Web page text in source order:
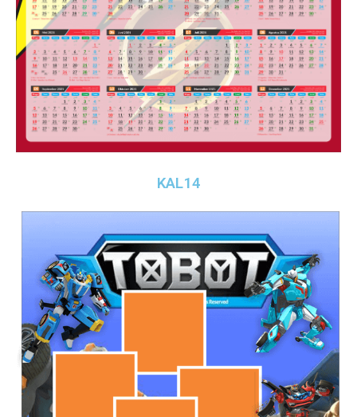
KAL14